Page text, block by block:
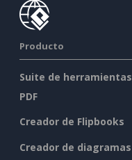
Producto
Suite de herramientas
PDF
Creador de Flipbooks
Creador de diagramas